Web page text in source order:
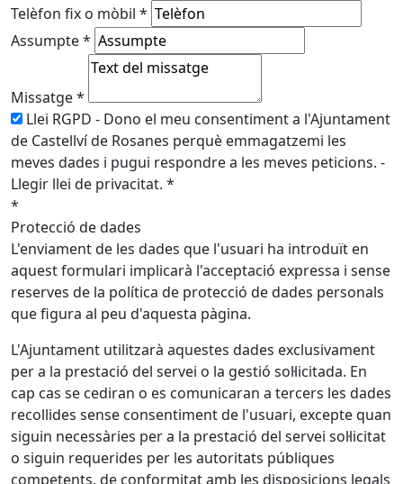
Telèfon fix o mòbil *
Assumpte*
Missatge*
Llei RGPD - Dono el meu consentiment a l'Ajuntament
de Castellví de Rosanes perquè emmagatzemi les
meves dades i pugui respondre a les meves peticions. -
Llegir llei de privacitat. *
*
Protecció de dades
L'enviament de les dades que l'usuari ha introduït en
aquest formulari implicarà l'acceptació expressa i sense
reserves de la política de protecció de dades personals
que figura al peu d'aquesta pàgina.
L'Ajuntament utilitzarà aquestes dades exclusivament
per a la prestació del servei o la gestió sol·licitada. En
cap cas se cediran o es comunicaran a tercers les dades
recollides sense consentiment de l'usuari, excepte quan
siguin necessàries per a la prestació del servei sol·licitat
o siguin requerides per les autoritats públiques
competents, de conformitat amb les disposicions legals